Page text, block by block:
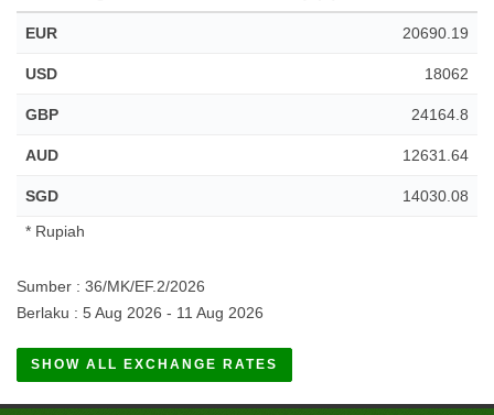
EUR 20690.19
USD 18062
GBP 24164.8
AUD 12631.64
SGD
14030.08
* Rupiah
Sumber : 36/MK/EF.2/2026
Berlaku : 5 Aug 2026 - 11 Aug 2026
SHOW ALL EXCHANGE RATES